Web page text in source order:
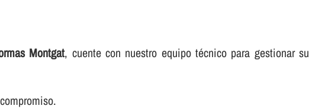
Montgat, cuente con nuestro equipo técnico para gestionar